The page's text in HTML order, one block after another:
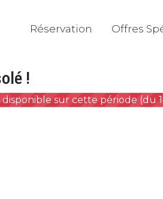
Réservation Offres
!
disponible sur cette période (du